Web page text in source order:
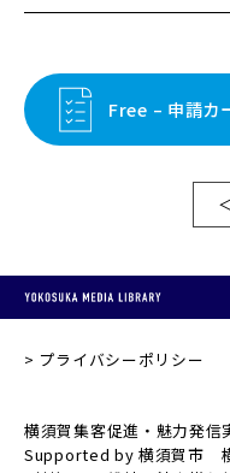
Free – 申請カ
プライバシーポリシー
横須賀集客促進・魅力発信
Supported by 横須賀市